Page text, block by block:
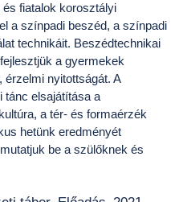
fiatalok korosztályi
a színpadi beszéd, a színpadi
technikáit. Beszédtechnikai
a gyermekek
érzelmi nyitottságát. A
tánc elsajátítása a
a tér- és formaérzék
hetünk eredményét
be a szülőknek és